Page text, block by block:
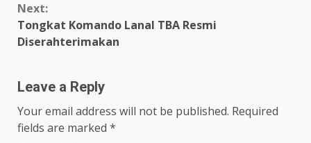
Next:
Tongkat Komando Lanal TBA Resmi
Diserahterimakan
Leave a Reply
Your email address will not be published. Required
fields are marked *